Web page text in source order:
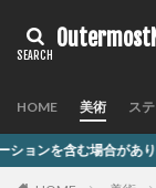
HOME 美術 ス
す